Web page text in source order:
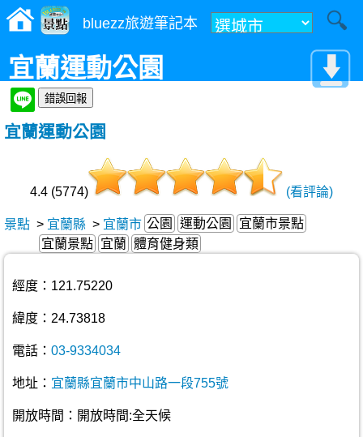
bluezz旅遊筆記本
宜蘭運動公園
宜蘭運動公園
4.4 (5774) (看評論)
景點 > 宜蘭縣 > 宜蘭市 公園 運動公園
宜蘭市景點
宜蘭景點 宜蘭 體育健身類
經度：121.75220
緯度：24.73818
電話： 03-9334034
地址： 宜蘭縣宜蘭市中山路一段755號
開放時間：開放時間:全天候